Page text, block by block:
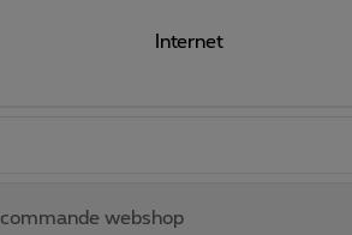
Internet
commande webshop